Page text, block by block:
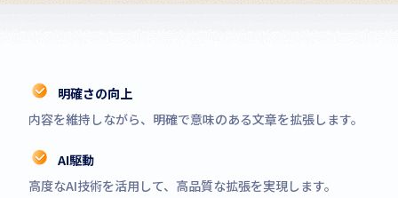
明確さの向上
内容を維持しながら、明確で意味のある文章を拡張します。
AI駆動
高度なAI技術を活用して、高品質な拡張を実現します。